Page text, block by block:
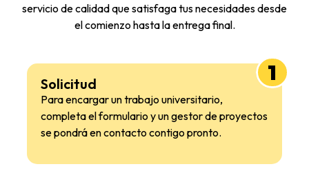
servicio de calidad que satisfaga tus necesidades desde
el comienzo hasta la entrega final.
1
Solicitud
Para encargar un trabajo universitario,
completa el formulario y un gestor de proyectos
se pondrá en contacto contigo pronto.